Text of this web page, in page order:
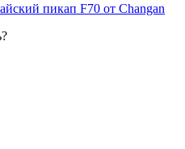
пикап F70 от Changan